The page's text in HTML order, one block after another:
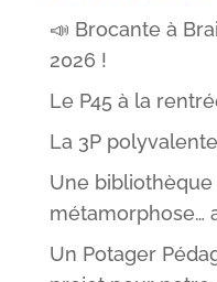
📣 Brocante à
2026 !
Le P45 à la
La 3P
Une
métamorphose…
Un Potager